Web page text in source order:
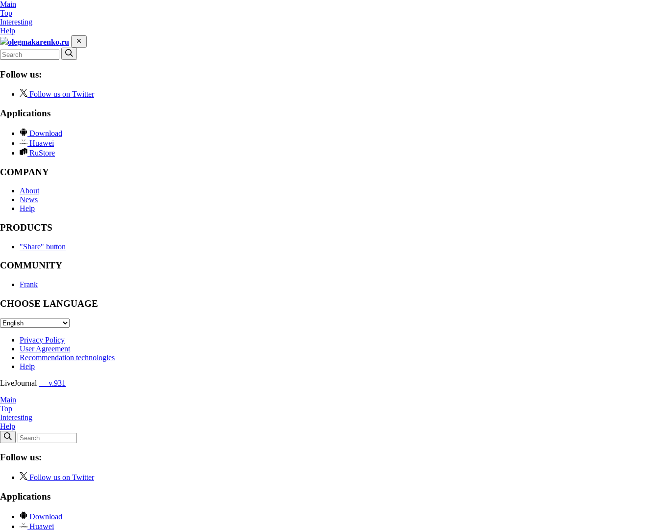
Main
Top
Interesting
Help
olegmakarenko.ru
Follow us:
Follow us on Twitter
Applications
Download
Huawei
RuStore
COMPANY
About
News
Help
PRODUCTS
"Share" button
COMMUNITY
Frank
CHOOSE LANGUAGE
Privacy Policy
User Agreement
Recommendation technologies
Help
LiveJournal — v.931
Main
Top
Interesting
Help
Follow us:
Follow us on Twitter
Applications
Download
Huawei